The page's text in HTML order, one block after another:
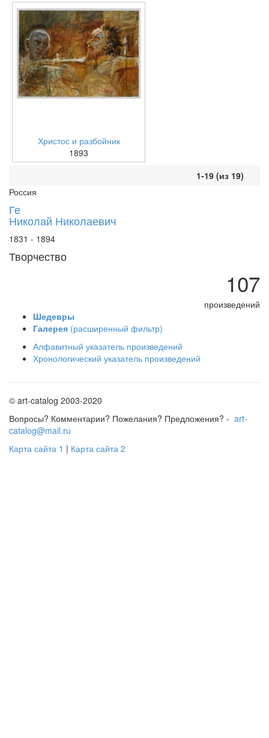
Христос и разбойник
1893
1-19 (из 19)
Россия
Ге
Николай Николаевич
1831 - 1894
Творчество
107
произведений
Шедевры
Галерея (расширенный фильтр)
Алфавитный указатель произведений
Хронологический указатель произведений
© art-catalog 2003-2020
Вопросы? Комментарии? Пожелания? Предложения? - art-
catalog@mail.ru
Карта сайта 1 | Карта сайта 2